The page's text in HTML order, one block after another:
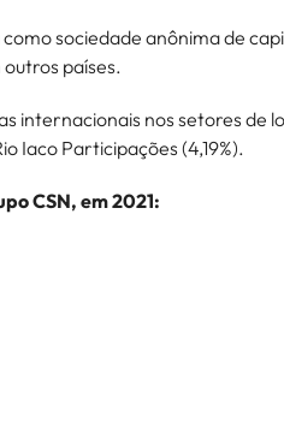
sociedade anônima de
países.
internacionais nos setores
Iaco Participações (4,19%).
CSN, em 2021: